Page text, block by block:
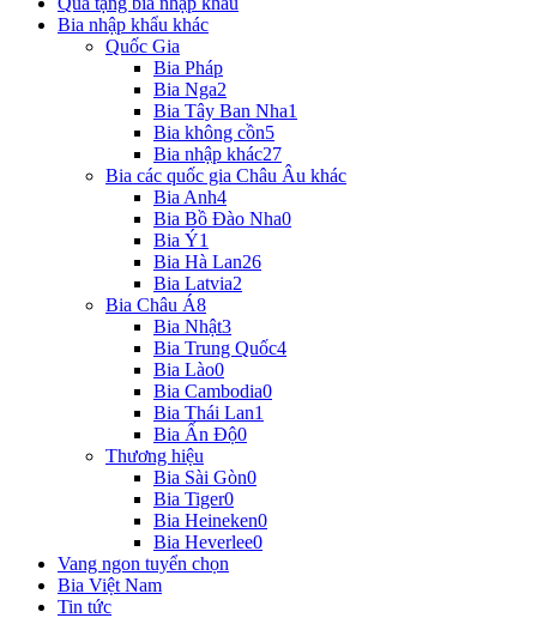
Bia nhập khẩu khác
Quốc Gia
Bia Pháp
Bia Nga2
Bia Tây Ban Nha1
Bia không cồn5
Bia nhập khác27
Bia các quốc gia Châu Âu khác
Bia Anh4
Bia Bồ Đào Nha0
Bia Ý1
Bia Hà Lan26
Bia Latvia2
Bia Châu Á8
Bia Nhật3
Bia Trung Quốc4
Bia Lào0
Bia Cambodia0
Bia Thái Lan1
Bia Ấn Độ0
Thương hiệu
Bia Sài Gòn0
Bia Tiger0
Bia Heineken0
Bia Heverlee0
Vang ngon tuyển chọn
Bia Việt Nam
Tin tức